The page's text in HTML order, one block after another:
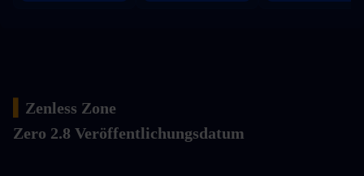
Zenless Zone
Zero 2.8 Veröffentlichungsdatum